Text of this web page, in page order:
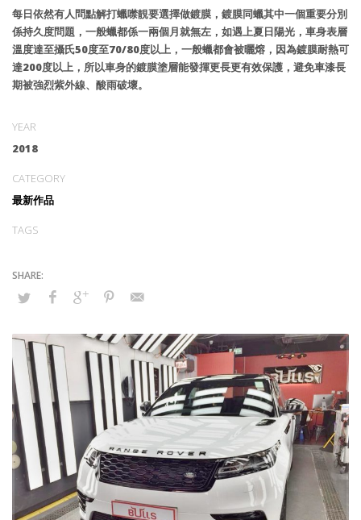
每日依然有人問點解打蠟噤靚要選擇做鍍膜，鍍膜同蠟其中一個重要分別
係持久度問題，一般蠟都係一兩個月就無左，如遇上夏日陽光，車身表層
溫度達至攝氏50度至70/80度以上，一般蠟都會被曬熔，因為鍍膜耐熱可
達200度以上，所以車身的鍍膜塗層能發揮更長更有效保護，避免車漆長
期被強烈紫外線、酸雨破壞。
YEAR
2018
CATEGORY
最新作品
TAGS